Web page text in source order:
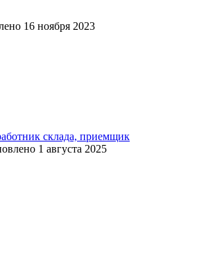
16 ноября 2023
склада, приемщик
1 августа 2025